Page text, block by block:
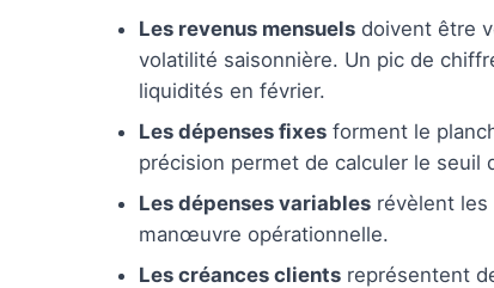
Les revenus mensuels doivent être
volatilité saisonnière. Un pic de
liquidités en février.
Les dépenses fixes forment le
précision permet de calculer le seuil
Les dépenses variables révèlent les
manœuvre opérationnelle.
Les créances clients représentent